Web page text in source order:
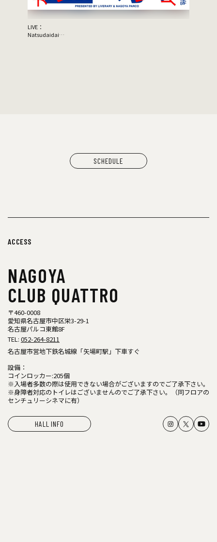
LIVE：
Natsudaidai
SCHEDULE
ACCESS
NAGOYA
CLUB QUATTRO
〒460-0008
愛知県名古屋市中区栄3-29-1
名古屋パルコ東館8F
TEL: 052-264-8211
名古屋市営地下鉄名城線「矢場町駅」下車すぐ
設備：
コインロッカー:205個
※入場者多数の際は使用できない場合がございますのでご了承下さい。
※身障者対応のトイレはございませんのでご了承下さい。（同フロアの
センチュリーシネマに有）
HALL INFO